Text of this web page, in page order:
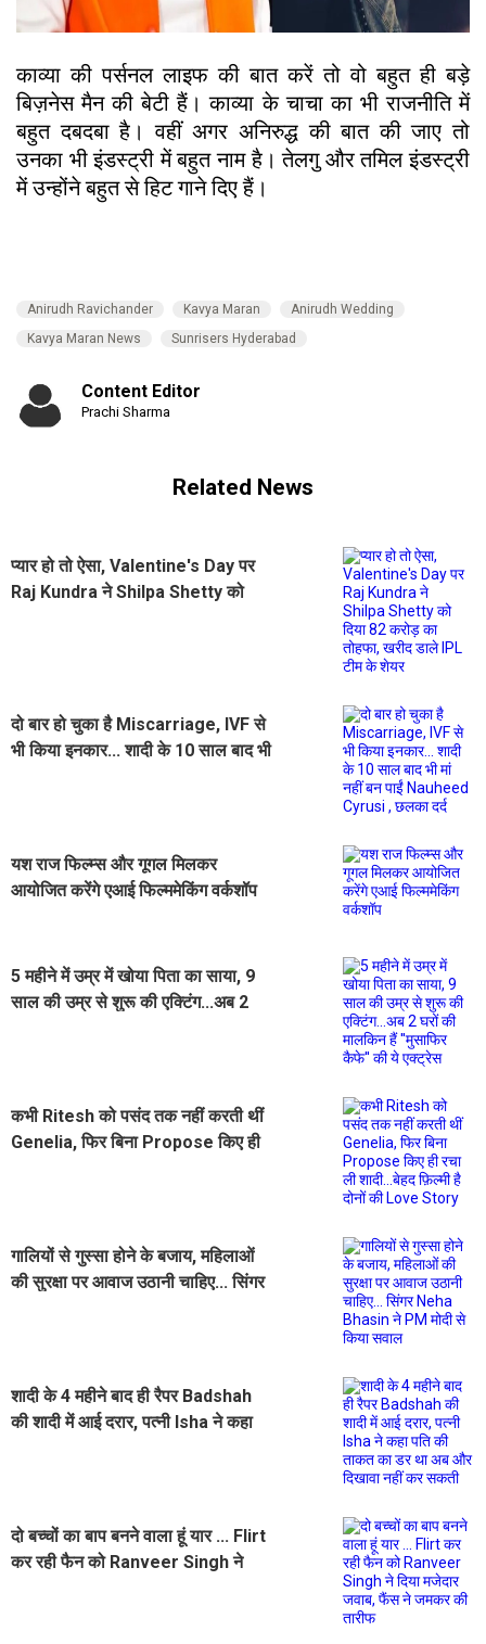
काव्या की पर्सनल लाइफ की बात करें तो वो बहुत ही बड़े
बिज़नेस मैन की बेटी हैं। काव्या के चाचा का भी राजनीति में
बहुत दबदबा है। वहीं अगर अनिरुद्ध की बात की जाए तो
उनका भी इंडस्ट्री में बहुत नाम है। तेलगु और तमिल इंडस्ट्री
में उन्होंने बहुत से हिट गाने दिए हैं।
Anirudh Ravichander Kavya Maran
Anirudh Wedding
Kavya Maran News
Sunrisers Hyderabad
Content Editor
Prachi Sharma
Related News
प्यार हो तो ऐसा, Valentine's Day पर
Raj Kundra ने Shilpa Shetty को
दो बार हो चुका है Miscarriage, IVF से
भी किया इनकार... शादी के 10 साल बाद भी
यश राज फिल्म्स और गूगल मिलकर
आयोजित करेंगे एआई फिल्ममेकिंग वर्कशॉप
5 महीने में उम्र में खोया पिता का साया, 9
साल की उम्र से शुरू की एक्टिंग...अब 2
कभी Ritesh को पसंद तक नहीं करती थीं
Genelia, फिर बिना Propose किए ही
गालियों से गुस्सा होने के बजाय, महिलाओं
की सुरक्षा पर आवाज उठानी चाहिए... सिंगर
शादी के 4 महीने बाद ही रैपर Badshah
की शादी में आई दरार, पत्नी Isha ने कहा
दो बच्चों का बाप बनने वाला हूं यार ... Flirt
कर रही फैन को Ranveer Singh ने